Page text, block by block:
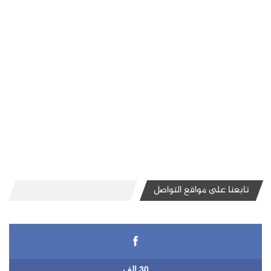
تابعنا على مواقع التواصل
30 الف